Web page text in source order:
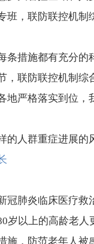
班，联防联控机
条措施都有充分
，联防联控机制
地严格落实到位
的人群重症进展的
冠肺炎临床医疗
岁以上的高龄老
施，防范老年人